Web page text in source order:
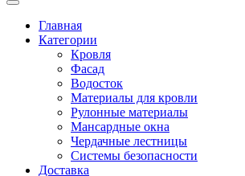
Open
ButtonГлавная
Категории
Кровля
Фасад
Водосток
Материалы для кровли
Рулонные материалы
Мансардные окна
Чердачные лестницы
Системы безопасности
Доставка